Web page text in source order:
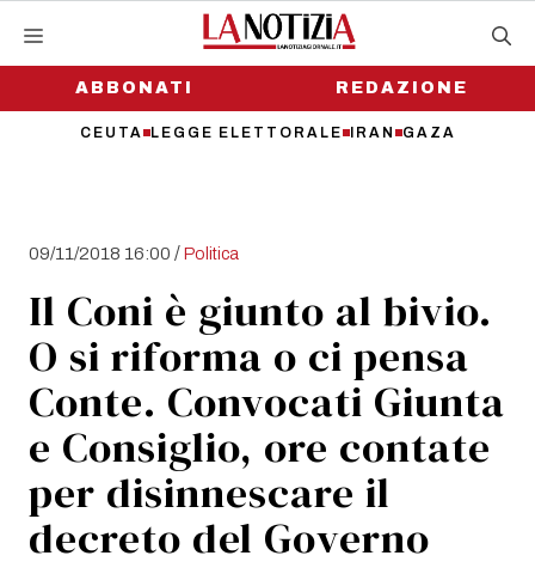
contenutoABBONATI
CEUTA LEGGE ELETTORALE IRAN GAZA
REDAZIONE
09/11/2018 16:00 /Politica
Il Coni è giunto al bivio.
O si riforma o ci pensa
Conte. Convocati Giunta
e Consiglio, ore contate
per disinnescare il
decreto del Governo